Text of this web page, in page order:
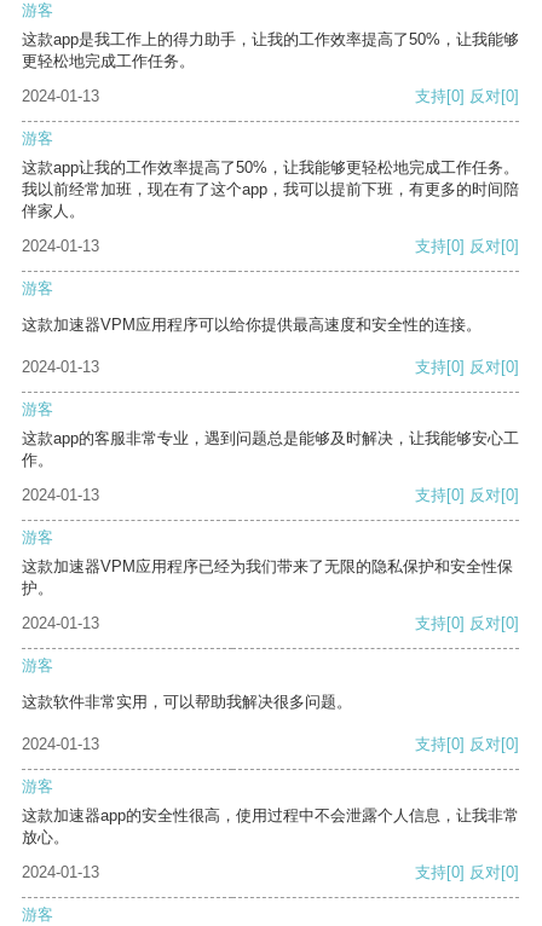
游客
这款app是我工作上的得力助手，让我的工作效率提高了50%，让我能够
更轻松地完成工作任务。
2024-01-13
支持[0] 反对[0]
游客
这款app让我的工作效率提高了50%，让我能够更轻松地完成工作任务。
我以前经常加班，现在有了这个app，我可以提前下班，有更多的时间陪
伴家人。
2024-01-13
支持[0] 反对[0]
游客
这款加速器VPM应用程序可以给你提供最高速度和安全性的连接。
2024-01-13 支持[0] 反对[0]
游客
这款app的客服非常专业，遇到问题总是能够及时解决，让我能够安心工
作。
2024-01-13
支持[0] 反对[0]
游客
这款加速器VPM应用程序已经为我们带来了无限的隐私保护和安全性保
护。
2024-01-13
支持[0] 反对[0]
游客
这款软件非常实用，可以帮助我解决很多问题。
2024-01-13 支持[0] 反对[0]
游客
这款加速器app的安全性很高，使用过程中不会泄露个人信息，让我非常
放心。
2024-01-13
支持[0] 反对[0]
游客